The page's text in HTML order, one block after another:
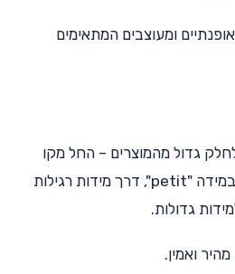
ומעוצבים המתאימים
גדול מהמוצרים – החל מקו
בגדים המותאמים לנשים במידה "petit", דרך מידות רגילות
גדולות.
ואמין.